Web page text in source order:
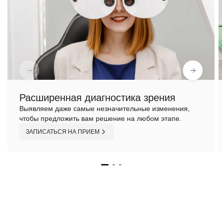
Расширенная диагностика зрения
Выявляем даже самые незначительные изменения,
чтобы предложить вам решение на любом этапе.
ЗАПИСАТЬСЯ НА ПРИЕМ